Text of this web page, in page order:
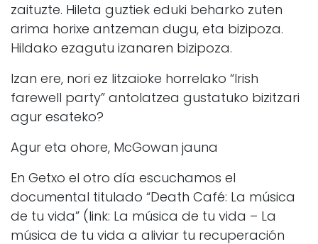
zaituzte. Hileta guztiek eduki beharko zuten
arima horixe antzeman dugu, eta bizipoza.
Hildako ezagutu izanaren bizipoza.
Izan ere, nori ez litzaioke horrelako “Irish
farewell party” antolatzea gustatuko bizitzari
agur esateko?
Agur eta ohore, McGowan jauna
En Getxo el otro día escuchamos el
documental titulado “Death Café: La música
de tu vida” (link: La música de tu vida – La
música de tu vida a aliviar tu recuperación